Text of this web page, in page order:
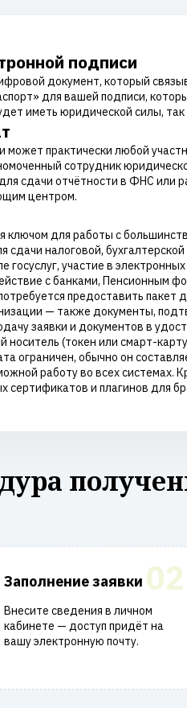
подписи
документ, который
для вашей подписи,
иметь юридической силы,
может практически любой
сотрудник
сдачи отчётности в ФНС
центром.
ключом для работы с
налоговой,
участие в
с банками, Пенсионным
предоставить
— также документы,
заявки и документов в
(токен или смарт-
ограничен, обычно он
работу во всех системах.
и плагинов для
02
Заполнение заявки
Внесите сведения в личном
кабинете — доступ придёт на
вашу электронную почту.